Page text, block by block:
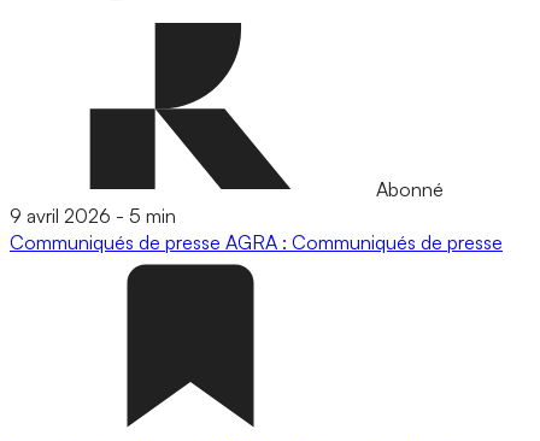
Abonné
9 avril 2026 - 5 min
Communiqués de presse AGRA : Communiqués de presse